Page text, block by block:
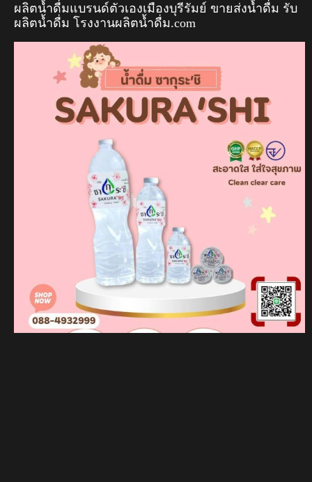
ผลิตน้ำดื่มแบรนด์ตัวเองเมืองบุรีรัมย์ ขายส่งน้ำดื่ม รับ
ผลิตน้ำดื่ม โรงงานผลิตน้ำดื่ม.com